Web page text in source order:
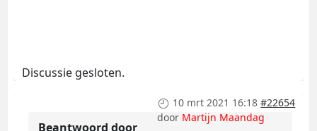
Discussie gesloten.
10 mrt 2021 16:18 #22654
door Martijn Maandag
Beantwoord door